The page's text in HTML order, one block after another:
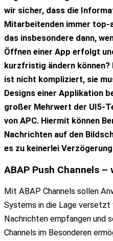
wir sicher, dass die
Mitarbeitenden immer
das insbesondere dann,
Öffnen einer App erfolgt
kurzfristig ändern können?
ist nicht kompliziert, sie
Designs einer Applikation
großer Mehrwert der UI5-
von APC. Hiermit können
Nachrichten auf den
es zu keinerlei
ABAP Push Channels –
Mit ABAP Channels sollen
Systems in die Lage versetzt
Nachrichten empfangen und
Channels im Besonderen